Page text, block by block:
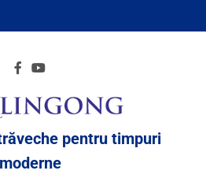
pentru timpuri
moderne